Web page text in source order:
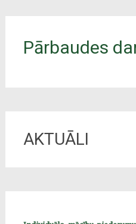
Pārbaudes
AKTUĀLI